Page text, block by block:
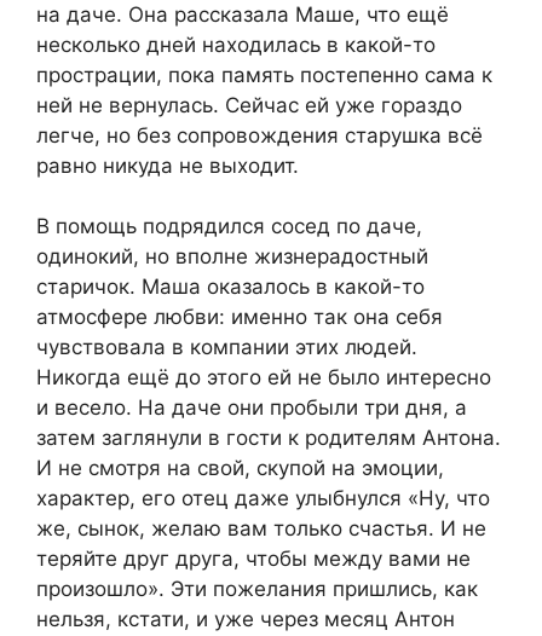
на даче. Она рассказала Маше, что ещё
несколько дней находилась в какой-то
прострации, пока память постепенно сама к
ней не вернулась. Сейчас ей уже гораздо
легче, но без сопровождения старушка всё
равно никуда не выходит.
В помощь подрядился сосед по даче,
одинокий, но вполне жизнерадостный
старичок. Маша оказалось в какой-то
атмосфере любви: именно так она себя
чувствовала в компании этих людей.
Никогда ещё до этого ей не было интересно
и весело. На даче они пробыли три дня, а
затем заглянули в гости к родителям Антона.
И не смотря на свой, скупой на эмоции,
характер, его отец даже улыбнулся «Ну, что
же, сынок, желаю вам только счастья. И не
теряйте друг друга, чтобы между вами не
произошло». Эти пожелания пришлись, как
нельзя, кстати, и уже через месяц Антон